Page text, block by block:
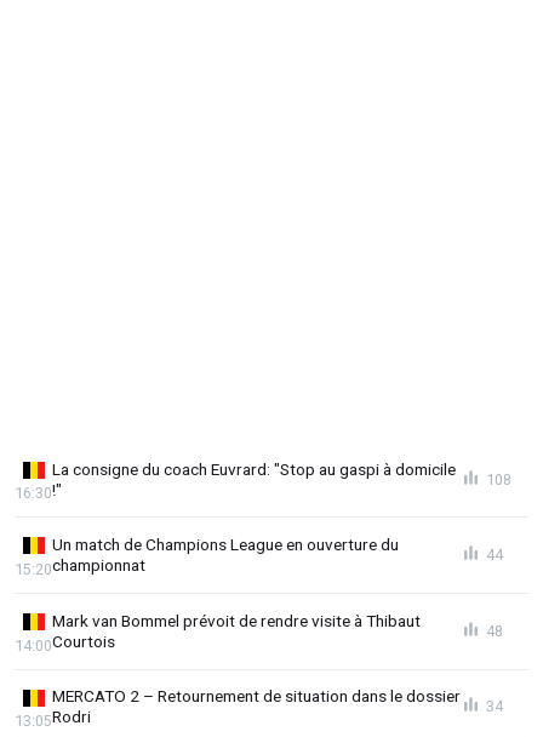
La consigne du coach Euvrard: "Stop au gaspi à domicile
!"
16:30
108
Un match de Champions League en ouverture du
championnat
15:20
44
Mark van Bommel prévoit de rendre visite à Thibaut
Courtois
14:00
48
MERCATO 2 – Retournement de situation dans le dossier
Rodri
13:05
34